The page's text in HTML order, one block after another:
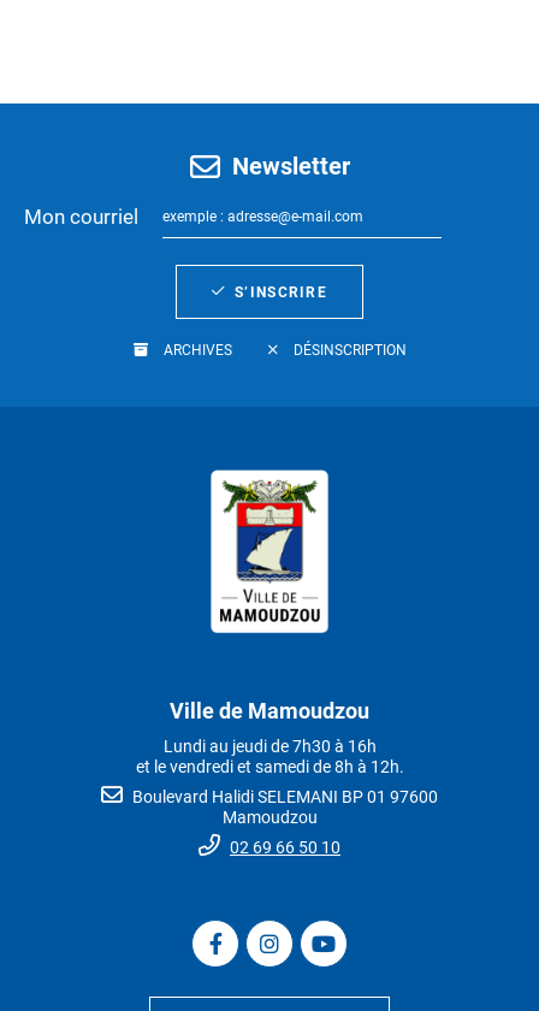
Newsletter
Mon courriel
S’INSCRIRE
ARCHIVES DÉSINSCRIPTION
Ville de Mamoudzou
Lundi au jeudi de 7h30 à 16h
et le vendredi et samedi de 8h à 12h.
Boulevard Halidi SELEMANI BP 01 97600
Mamoudzou
02 69 66 50 10